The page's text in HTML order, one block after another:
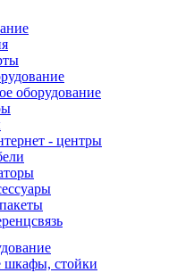
оборудование
- центры
стойки